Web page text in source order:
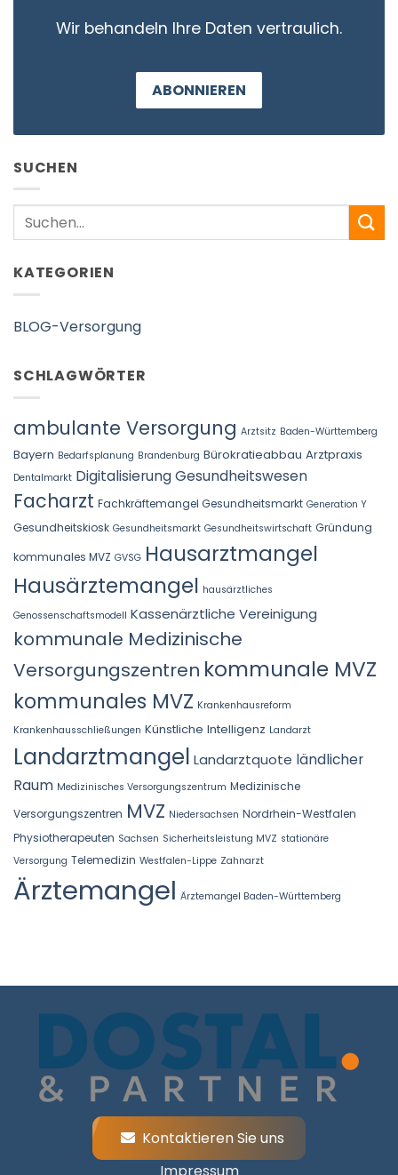
Wir behandeln Ihre Daten vertraulich.
ABONNIEREN
SUCHEN
Search
KATEGORIEN
BLOG-Versorgung
SCHLAGWÖRTER
ambulante Versorgung Arztsitz Baden-Württemberg
Bayern Bedarfsplanung Brandenburg Bürokratieabbau Arztpraxis
Dentalmarkt Digitalisierung Gesundheitswesen
Facharzt Fachkräftemangel Gesundheitsmarkt Generation Y
Gesundheitskiosk Gesundheitsmarkt Gesundheitswirtschaft Gründung
kommunales MVZ GVSG Hausarztmangel
Hausärztemangel hausärztliches
Genossenschaftsmodell Kassenärztliche Vereinigung
kommunale Medizinische
Versorgungszentren kommunale MVZ
kommunales MVZ Krankenhausreform
Krankenhausschließungen Künstliche Intelligenz Landarzt
Landarztmangel Landarztquote ländlicher
Raum Medizinisches Versorgungszentrum Medizinische
Versorgungszentren MVZ Niedersachsen Nordrhein-Westfalen
Physiotherapeuten Sachsen Sicherheitsleistung MVZ stationäre
Versorgung Telemedizin Westfalen-Lippe Zahnarzt
Ärztemangel Ärztemangel Baden-Württemberg
Kontaktieren Sie uns
Impressum